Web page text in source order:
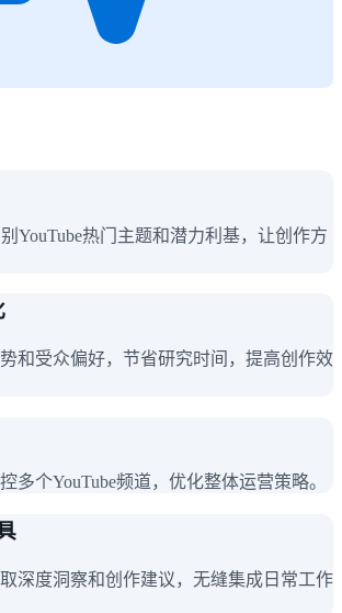
YouTube热门主题和潜力利基，让创作方
和受众偏好，节省研究时间，提高创作效
多个YouTube频道，优化整体运营策略。
深度洞察和创作建议，无缝集成日常工作